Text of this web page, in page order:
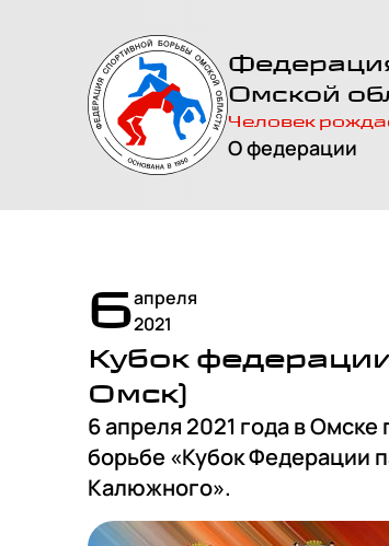
На главную
страницу
Омской
Человек
О федерации
6апреля
2021
Кубок
Омск)
6 апреля 2021 года в
борьбе «Кубок Федерации
Калюжного».